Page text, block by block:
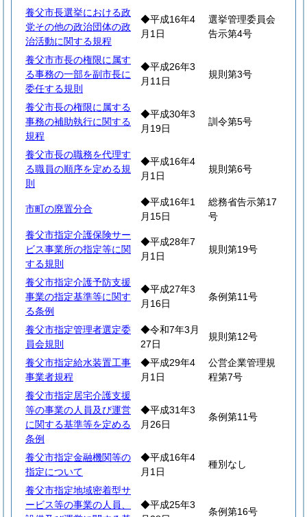
養父市長選挙における政
党その他の政治団体の政
治活動に関する規程
◆平成16年4
月1日
選挙管理委員会
告示第4号
養父市市長の権限に属す
る事務の一部を副市長に
委任する規則
◆平成26年3
月11日
規則第3号
養父市長の権限に属する
事務の補助執行に関する
規程
◆平成30年3
月19日
訓令第5号
養父市長の職務を代理す
る職員の順序を定める規
則
◆平成16年4
月1日
規則第6号
市町の廃置分合
◆平成16年1
月15日
総務省告示第17
号
養父市指定介護保険サー
ビス事業所の指定等に関
する規則
◆平成28年7
月1日
規則第19号
養父市指定介護予防支援
事業の指定基準等に関す
る条例
◆平成27年3
月16日
条例第11号
養父市指定管理者選定委
員会規則
◆令和7年3月
27日
規則第12号
養父市指定給水装置工事
事業者規程
◆平成29年4
月1日
公営企業管理規
程第7号
養父市指定居宅介護支援
等の事業の人員及び運営
に関する基準等を定める
条例
◆平成31年3
月26日
条例第11号
養父市指定金融機関等の
指定について
◆平成16年4
月1日
種別なし
養父市指定地域密着型サ
ービス等の事業の人員、
◆平成25年3
条例第16号